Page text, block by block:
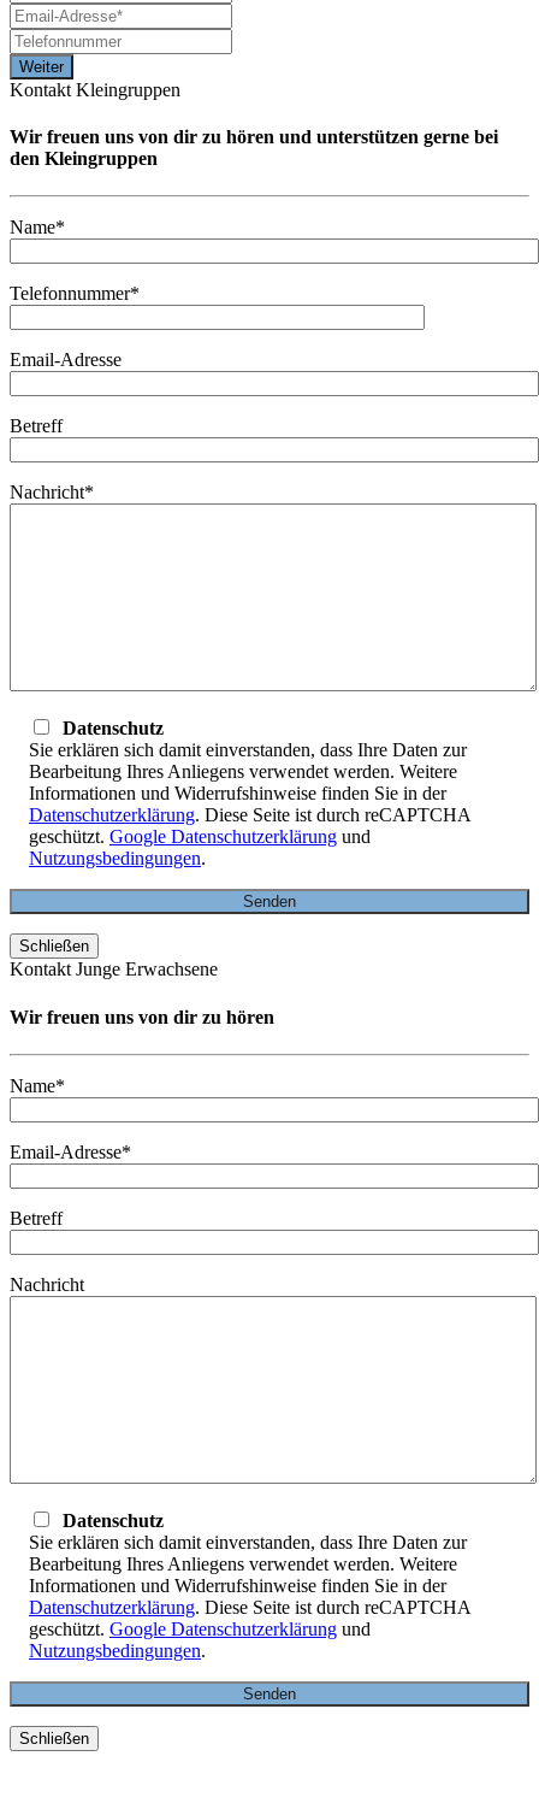
Kontakt Kleingruppen
Wir freuen uns von dir zu hören und unterstützen gerne bei
den Kleingruppen
Name*
Telefonnummer*
Email-Adresse
Betreff
Nachricht*
Datenschutz
Sie erklären sich damit einverstanden, dass Ihre Daten zur
Bearbeitung Ihres Anliegens verwendet werden. Weitere
Informationen und Widerrufshinweise finden Sie in der
Datenschutzerklärung. Diese Seite ist durch reCAPTCHA
geschützt. Google Datenschutzerklärung und
Nutzungsbedingungen.
Schließen
Kontakt Junge Erwachsene
Wir freuen uns von dir zu hören
Name*
Email-Adresse*
Betreff
Nachricht
Datenschutz
Sie erklären sich damit einverstanden, dass Ihre Daten zur
Bearbeitung Ihres Anliegens verwendet werden. Weitere
Informationen und Widerrufshinweise finden Sie in der
Datenschutzerklärung. Diese Seite ist durch reCAPTCHA
geschützt. Google Datenschutzerklärung und
Nutzungsbedingungen.
Schließen